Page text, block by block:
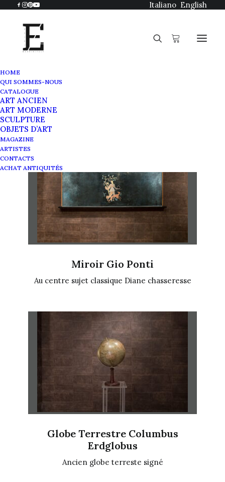
Italiano English
HOME
QUI SOMMES-NOUS
CATALOGUE
ART ANCIEN
ART MODERNE
SCULPTURE
OBJETS D’ART
MAGAZINE
ARTISTES
CONTACTS
ACHAT ANTIQUITÉS
Miroir Gio Ponti
Au centre sujet classique Diane chasseresse
Globe Terrestre Columbus
Erdglobus
Ancien globe terreste signé